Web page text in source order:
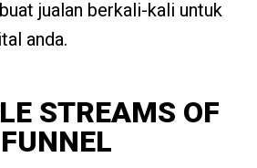
jualan berkali-kali untuk
anda.
STREAMS OF